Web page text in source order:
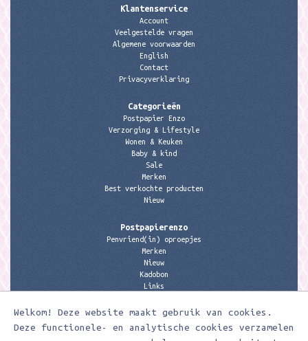
Welkom! Deze website maakt gebruik van cookies.
Deze functionele- en analytische cookies verzamelen
Klantenservice
Account
Veelgestelde vragen
Algemene voorwaarden
English
Contact
Privacyverklaring
Categorieën
Postpapier Enzo
Verzorging & Lifestyle
Wonen & Keuken
Baby & kind
Sale
Merken
Best verkochte producten
Nieuw
Postpapierenzo
Penvriend(in) oproepjes
Merken
Nieuw
Kadobon
Links
Contactgegevens
Meerleuks
anita@meerleuks.nl